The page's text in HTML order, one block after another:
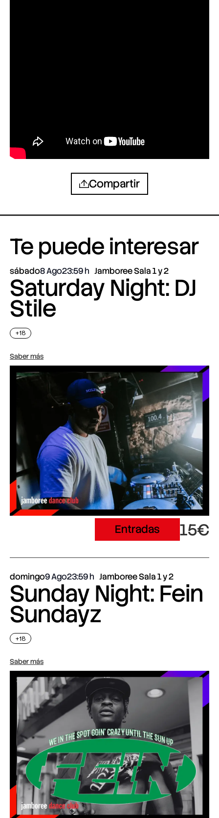
Compartir
Te puede interesar
sábado8 Ago23:59 Jamboree Sala 1 y 2
Saturday Night: DJ
Stile
+18
Saber más
Entradas 15€
domingo9 Ago23:59 Jamboree Sala 1 y 2
Sunday Night: Fein
Sundayz
+18
Saber más